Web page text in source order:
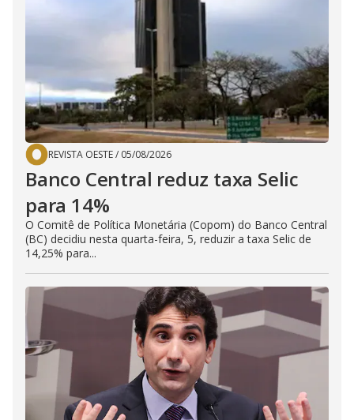
REVISTA OESTE/ 05/08/2026
Banco Central reduz taxa Selic
para 14%
O Comitê de Política Monetária (Copom) do Banco Central
(BC) decidiu nesta quarta-feira, 5, reduzir a taxa Selic de
14,25% para...